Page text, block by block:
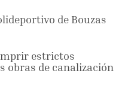
de Bouzas
estrictos
obras de canalización